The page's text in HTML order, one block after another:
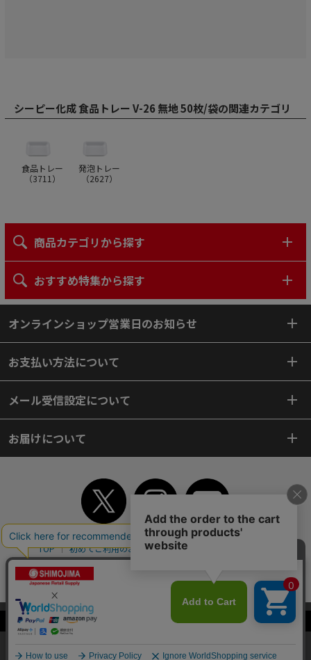
当サイトはクッキー（Cookie）を使用しています。Cookieの使用に同意いた
だける場合は「OK」をクリックしてください。
OK
シーピー化成 食品トレー V-26 無地 50枚/袋の関連カテゴリ
食品トレー
（3711 ）
発泡トレー
（2627）
商品カテゴリから探す
おすすめ特集から探す
オンラインショップ営業日のお知らせ
お支払い方法について
メール受信設定について
お届けについて
TOP 初めてご利用のお客様へ ご利用案内
個人情報保護方針
よくあるご質問
WEBカタログ
Copyright© 2018 SHIMOJIMA Co.,Ltd. All Rights Reserved.